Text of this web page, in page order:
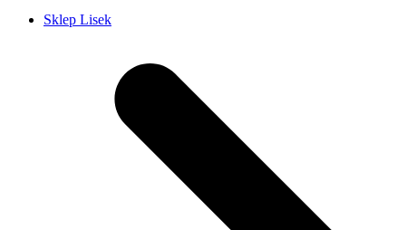
Sklep Lisek